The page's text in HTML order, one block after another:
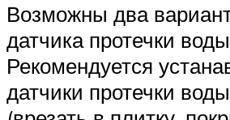
Возможны два
датчика протечки
Рекомендуется
датчики протечки